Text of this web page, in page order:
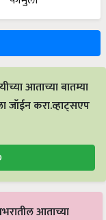
आताच्या बातम्या
जॉईन करा.व्हाट्सएप
आताच्या